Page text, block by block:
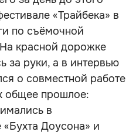
«Трайбека» в
по съёмочной
красной дорожке
за руки, а в интервью
о совместной работе
общее прошлое:
в
Доусона» и